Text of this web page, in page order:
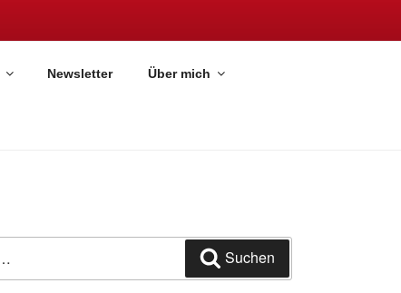
Newsletter Über mich
Suchen